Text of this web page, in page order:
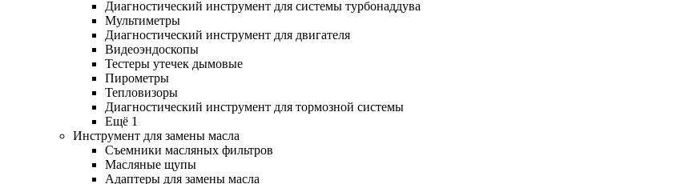
Диагностический инструмент для системы турбонаддува
Мультиметры
Диагностический инструмент для двигателя
Видеоэндоскопы
Тестеры утечек дымовые
Пирометры
Тепловизоры
Диагностический инструмент для тормозной системы
Ещё 1
Инструмент для замены масла
Съемники масляных фильтров
Масляные щупы
Адаптеры для замены масла